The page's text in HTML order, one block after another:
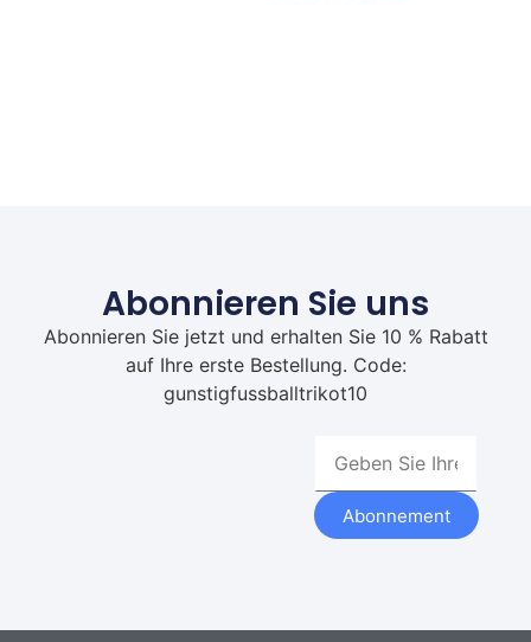
Abonnieren Sie uns
Abonnieren Sie jetzt und erhalten Sie 10 % Rabatt
auf Ihre erste Bestellung. Code:
gunstigfussballtrikot10
Abonnement